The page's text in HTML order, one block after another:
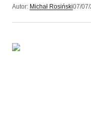
Autor: Michał Rosiński07/